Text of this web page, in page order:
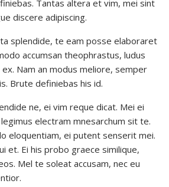
Tantas altera et vim, mei sint
discere adipiscing.
splendide, te eam posse elaboraret
accumsan theophrastus, ludus
Nam an modus meliore, semper
Brute definiebas his id.
ne, ei vim reque dicat. Mei ei
electram mnesarchum sit te.
eloquentiam, ei putent senserit mei.
et. Ei his probo graece similique,
Mel te soleat accusam, nec eu